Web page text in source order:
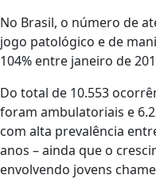
No Brasil, o número de
jogo patológico e de
104% entre janeiro de
Do total de 10.553
foram ambulatoriais e
com alta prevalência
anos – ainda que o
envolvendo jovens